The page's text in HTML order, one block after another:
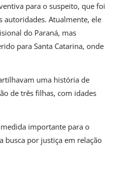
para o suspeito, que foi
autoridades. Atualmente, ele
do Paraná, mas
para Santa Catarina, onde
uma história de
de três filhas, com idades
importante para o
busca por justiça em relação